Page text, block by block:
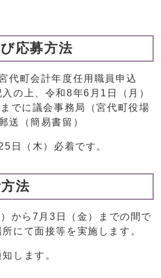
応募方法
代町会計年度任用職員申込
の上、令和8年6月1日（月）
でに議会事務局（宮代町役場
送（簡易書留）
日（木）必着です。
法
から7月3日（金）までの間で
にて面接等を実施します。
します。